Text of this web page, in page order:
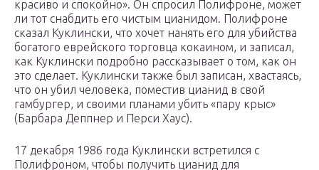
красиво и спокойно». Он спросил Полифроне, может
ли тот снабдить его чистым цианидом. Полифроне
сказал Куклински, что хочет нанять его для убийства
богатого еврейского торговца кокаином, и записал,
как Куклински подробно рассказывает о том, как он
это сделает. Куклински также был записан, хвастаясь,
что он убил человека, поместив цианид в свой
гамбургер, и своими планами убить «пару крыс»
(Барбара Деппнер и Перси Хаус).
17 декабря 1986 года Куклински встретился с
Полифроном, чтобы получить цианид для